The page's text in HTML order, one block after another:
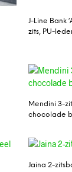
J-Line Bank
zits, PU-
Mendini 3-
chocolade
Jaina 2-